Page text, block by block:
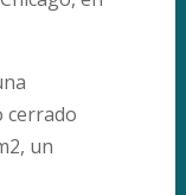
cerrado
un